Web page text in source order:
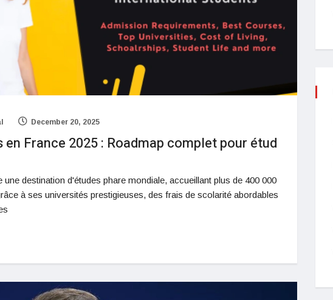
December 20, 2025
France 2025 : Roadmap complet pour étud
destination d'études phare mondiale, accueillant plus de 400 000
à ses universités prestigieuses, des frais de scolarité abordables